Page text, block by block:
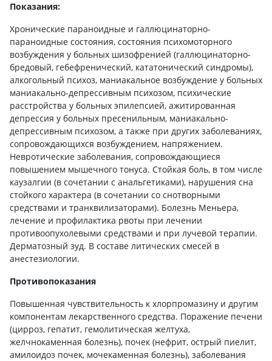
Показания:
Хронические параноидные и галлюцинаторно-
параноидные состояния, состояния психомоторного
возбуждения у больных шизофренией (галлюцинаторно-
бредовый, гебефренический, кататонический синдромы),
алкогольный психоз, маниакальное возбуждение у больных
маниакально-депрессивным психозом, психические
расстройства у больных эпилепсией, ажитированная
депрессия у больных пресенильным, маниакально-
депрессивным психозом, а также при других заболеваниях,
сопровождающихся возбуждением, напряжением.
Невротические заболевания, сопровождающиеся
повышением мышечного тонуса. Стойкая боль, в том числе
каузалгии (в сочетании с анальгетиками), нарушения сна
стойкого характера (в сочетании со снотворными
средствами и транквилизаторами). Болезнь Меньера,
лечение и профилактика рвоты при лечении
противоопухолевыми средствами и при лучевой терапии.
Дерматозный зуд. В составе литических смесей в
анестезиологии.
Противопоказания
Повышенная чувствительность к хлорпромазину и другим
компонентам лекарственного средства. Поражение печени
(цирроз, гепатит, гемолитическая желтуха,
желчнокаменная болезнь), почек (нефрит, острый пиелит,
амилоидоз почек, мочекаменная болезнь), заболевания